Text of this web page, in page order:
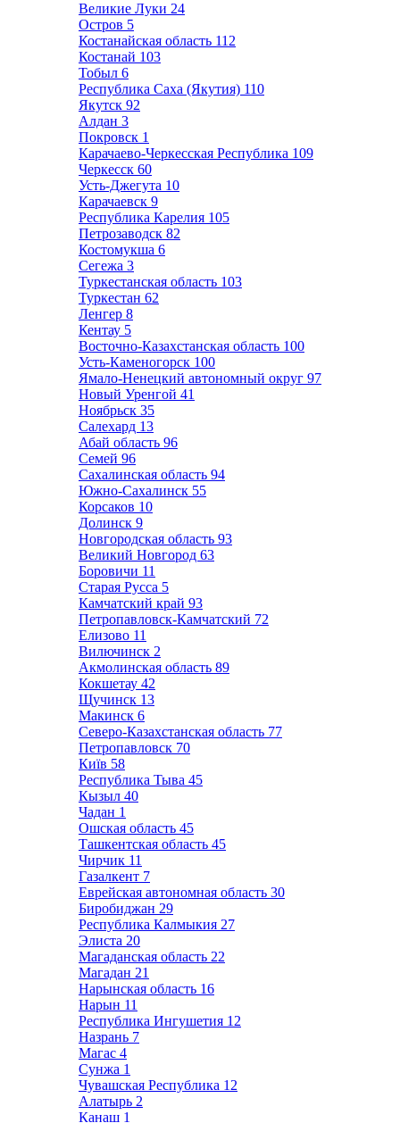
Великие Луки 24
Остров 5
Костанайская область 112
Костанай 103
Тобыл 6
Республика Саха (Якутия) 110
Якутск 92
Алдан 3
Покровск 1
Карачаево-Черкесская Республика 109
Черкесск 60
Усть-Джегута 10
Карачаевск 9
Республика Карелия 105
Петрозаводск 82
Костомукша 6
Сегежа 3
Туркестанская область 103
Туркестан 62
Ленгер 8
Кентау 5
Восточно-Казахстанская область 100
Усть-Каменогорск 100
Ямало-Ненецкий автономный округ 97
Новый Уренгой 41
Ноябрьск 35
Салехард 13
Абай область 96
Семей 96
Сахалинская область 94
Южно-Сахалинск 55
Корсаков 10
Долинск 9
Новгородская область 93
Великий Новгород 63
Боровичи 11
Старая Русса 5
Камчатский край 93
Петропавловск-Камчатский 72
Елизово 11
Вилючинск 2
Акмолинская область 89
Кокшетау 42
Щучинск 13
Макинск 6
Северо-Казахстанская область 77
Петропавловск 70
Київ 58
Республика Тыва 45
Кызыл 40
Чадан 1
Ошская область 45
Ташкентская область 45
Чирчик 11
Газалкент 7
Еврейская автономная область 30
Биробиджан 29
Республика Калмыкия 27
Элиста 20
Магаданская область 22
Магадан 21
Нарынская область 16
Нарын 11
Республика Ингушетия 12
Назрань 7
Магас 4
Сунжа 1
Чувашская Республика 12
Алатырь 2
Канаш 1